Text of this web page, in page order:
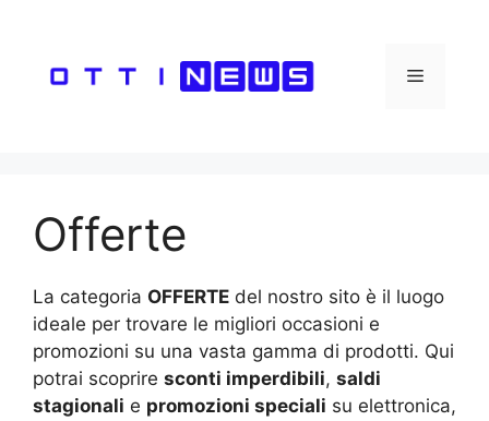
contenuto
Menu
Offerte
La categoria OFFERTE del nostro sito è il luogo
ideale per trovare le migliori occasioni e
promozioni su una vasta gamma di prodotti. Qui
potrai scoprire sconti imperdibili, saldi
stagionali e promozioni speciali su elettronica,